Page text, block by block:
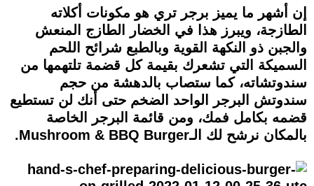
إن أشهر ما يميز برجر تري هو مكونات أكلاته
الطازجة، ويبرز هذا في الخضار الطازج المنعش
والجبن ذو النكهة القوية وبالطبع شرائح اللحم
السميكة التي تشعرك بقيمة كل قضمة تلتهمها من
سندوتشاته، كما ستصاب بالدهشة من حجم
سندوتش البرجر الواحد الضخم حتى أنك لن تستطيع
قضمه بكامل فمك، ومن قائمة البرجر الخاصة
بالمكان نرشح لك الـMushroom & BBQ Burger.